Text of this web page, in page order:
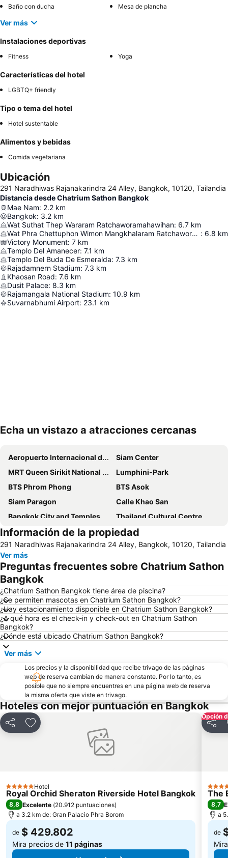
Baño con ducha Mesa de plancha
Ver más
Instalaciones deportivas
Fitness Yoga
Características del hotel
LGBTQ+ friendly
Tipo o tema del hotel
Hotel sustentable
Alimentos y bebidas
Comida vegetariana
Ubicación
291 Naradhiwas Rajanakarindra 24 Alley, Bangkok, 10120, Tailandia
Distancia desde Chatrium Sathon Bangkok
Mae Nam: 2.2 km
Bangkok: 3.2 km
Wat Suthat Thep Wararam Ratchaworamahawihan: 6.7 km
Wat Phra Chettuphon Wimon Mangkhalaram Ratchaworamahawihan : 6.8 km
Victory Monument: 7 km
Templo Del Amanecer: 7.1 km
Templo Del Buda De Esmeralda: 7.3 km
Rajadamnern Stadium: 7.3 km
Khaosan Road: 7.6 km
Dusit Palace: 8.3 km
Rajamangala National Stadium: 10.9 km
Suvarnabhumi Airport: 23.1 km
Echa un vistazo a atracciones cercanas
Aeropuerto Internacional de Bangkok - Suvarnabhumi
Siam Center
MRT Queen Sirikit National Convention Centre
Lumphini-Park
BTS Phrom Phong
BTS Asok
Siam Paragon
Calle Khao San
Bangkok City and Temples Tour
Thailand Cultural Centre
THAILAND BESTBUYS
BTS Nana
Siam Discovery Center
Bitec- Centro Internacional De Exhibiciones Y Comercio De Bangkok
BTS Bang Wa
Mercado de Chatuchak
Automotive Engineering Asia
Visita al Gran Palacio y a los Templos
Hard Rock Cafe
MRT Sukhumvit
Información de la propiedad
291 Naradhiwas Rajanakarindra 24 Alley, Bangkok, 10120, Tailandia
Ver más
Preguntas frecuentes sobre Chatrium Sathon
Bangkok
¿Chatrium Sathon Bangkok tiene área de piscina?
¿Se permiten mascotas en Chatrium Sathon Bangkok?
¿Hay estacionamiento disponible en Chatrium Sathon Bangkok?
¿A qué hora es el check-in y check-out en Chatrium Sathon
Bangkok?
¿Dónde está ubicado Chatrium Sathon Bangkok?
Ver más
Los precios y la disponibilidad que recibe trivago de las páginas
web de reserva cambian de manera constante. Por lo tanto, es
posible que no siempre encuentres en una página web de reserva
la misma oferta que viste en trivago.
Hoteles con mejor puntuación en Bangkok
CompartirAgregar a favoritos
5 EstrellasHotel
Royal Orchid Sheraton Riverside Hotel Bangkok
8,8 Excelente (20.912 puntuaciones)
a 3.2 km de: Gran Palacio Phra Borom
de $ 429.802
Mira precios de 11 páginas
Opción
5
The
8,7
a
de